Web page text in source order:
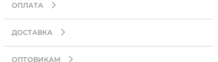
ОПЛАТА
ДОСТАВКА
ОПТОВИКАМ